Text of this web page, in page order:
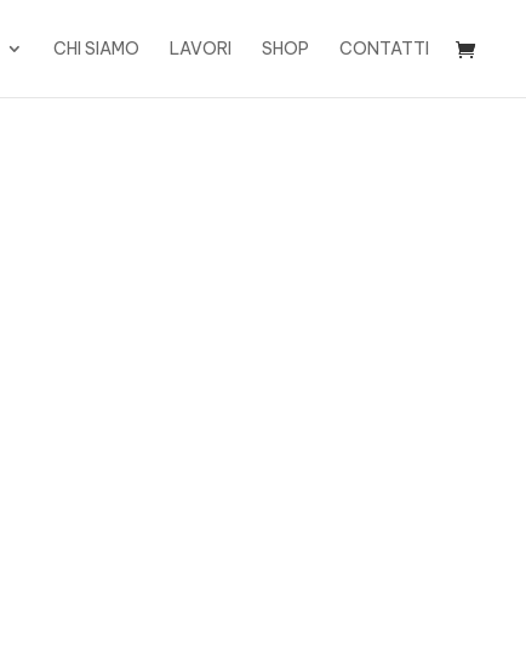
CHI SIAMO LAVORI SHOP CONTATTI